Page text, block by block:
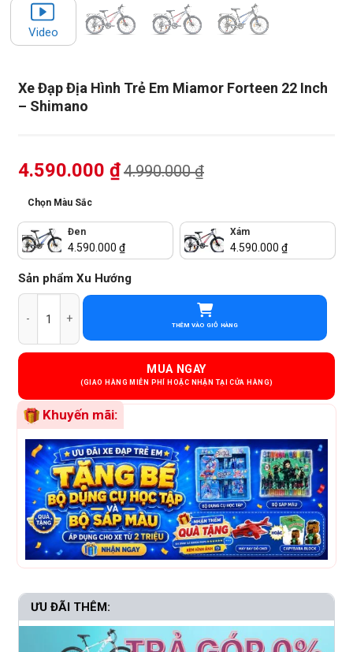
Xe Đạp Địa Hình Trẻ Em Miamor Forteen 22 Inch
– Shimano
Video
4.590.000 ₫4.990.000₫
Chọn Màu Sắc
Đen
4.590.000 ₫
Xám
4.590.000 ₫
Sản phẩm Xu Hướng
Xe Đạp Địa Hình Trẻ Em Miamor Forteen 22 Inch - Shimano số
THÊM VÀO GIỎ HÀNG
MUA NGAY
Khuyến mãi:
ƯU ĐÃI THÊM: